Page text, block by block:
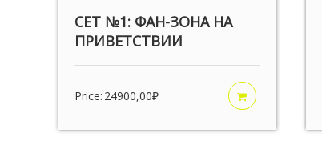
СЕТ №1: ФАН-ЗОНА НА
ПРИВЕТСТВИИ
Price: 24900,00₽